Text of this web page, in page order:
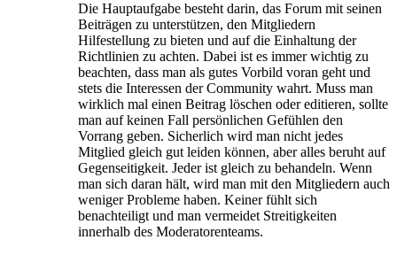
Die Hauptaufgabe besteht darin, das Forum mit seinen
Beiträgen zu unterstützen, den Mitgliedern
Hilfestellung zu bieten und auf die Einhaltung der
Richtlinien zu achten. Dabei ist es immer wichtig zu
beachten, dass man als gutes Vorbild voran geht und
stets die Interessen der Community wahrt. Muss man
wirklich mal einen Beitrag löschen oder editieren, sollte
man auf keinen Fall persönlichen Gefühlen den
Vorrang geben. Sicherlich wird man nicht jedes
Mitglied gleich gut leiden können, aber alles beruht auf
Gegenseitigkeit. Jeder ist gleich zu behandeln. Wenn
man sich daran hält, wird man mit den Mitgliedern auch
weniger Probleme haben. Keiner fühlt sich
benachteiligt und man vermeidet Streitigkeiten
innerhalb des Moderatorenteams.